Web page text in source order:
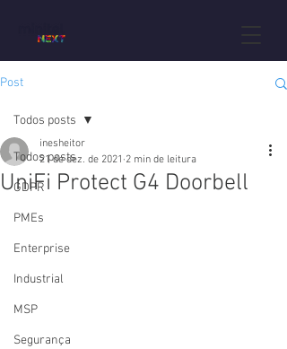
Post
Todos posts
GDPR
PMEs
Enterprise
Industrial
MSP
Segurança
Todos posts
UniFi Protect G4 Doorbell
inesheitor
21 de dez. de 2021 2 min de leitura